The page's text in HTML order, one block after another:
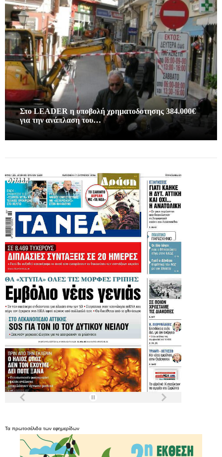
Στο LEADER η υποβολή χρηματοδοτησης 384.000€
για την ανάπλαση του…
Τα πρωτοσέλιδα των εφημερίδων